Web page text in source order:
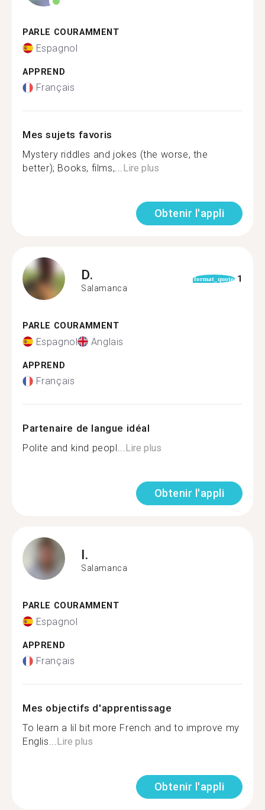
PARLE COURAMMENT
Espagnol
APPREND
Français
Mes sujets favoris
Mystery riddles and jokes (the worse, the
better); Books, films,...Lire plus
Obtenir l'appli
D.
Salamanca
format_quote 1
PARLE COURAMMENT
Espagnol Anglais
APPREND
Français
Partenaire de langue idéal
Polite and kind peopl...Lire plus
Obtenir l'appli
I.
Salamanca
PARLE COURAMMENT
Espagnol
APPREND
Français
Mes objectifs d'apprentissage
To learn a lil bit more French and to improve my
Englis...Lire plus
Obtenir l'appli